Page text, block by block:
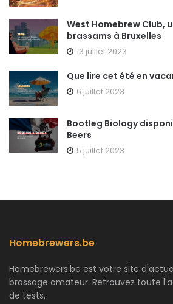
West Homebrew Club,
brassams à Bruxelles
13 juillet 2023
Que lire cet été en
6 juillet 2023
Bootleg Biology
Beers
5 juillet 2023
Homebrewers.be
Homebrewers.be est votre site
brassage amateur. Retrouvez toute
de tests.